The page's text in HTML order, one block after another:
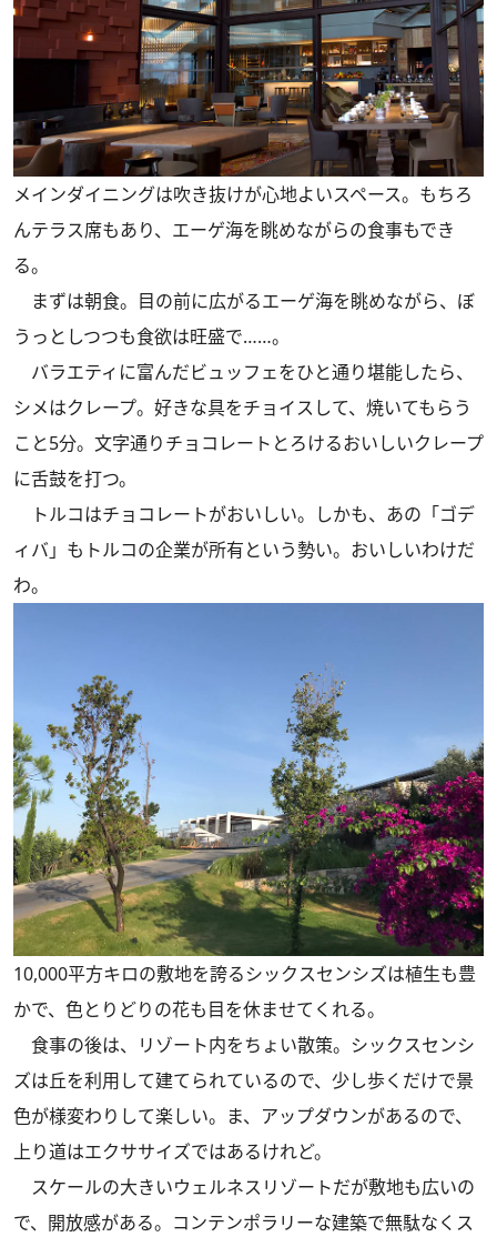
メインダイニングは吹き抜けが心地よいスペース。もちろ
んテラス席もあり、エーゲ海を眺めながらの食事もでき
る。
まずは朝食。目の前に広がるエーゲ海を眺めながら、ぼ
うっとしつつも食欲は旺盛で……。
バラエティに富んだビュッフェをひと通り堪能したら、
シメはクレープ。好きな具をチョイスして、焼いてもらう
こと5分。文字通りチョコレートとろけるおいしいクレープ
に舌鼓を打つ。
トルコはチョコレートがおいしい。しかも、あの「ゴデ
ィバ」もトルコの企業が所有という勢い。おいしいわけだ
わ。
10,000平方キロの敷地を誇るシックスセンシズは植生も豊
かで、色とりどりの花も目を休ませてくれる。
食事の後は、リゾート内をちょい散策。シックスセンシ
ズは丘を利用して建てられているので、少し歩くだけで景
色が様変わりして楽しい。ま、アップダウンがあるので、
上り道はエクササイズではあるけれど。
スケールの大きいウェルネスリゾートだが敷地も広いの
で、開放感がある。コンテンポラリーな建築で無駄なくス